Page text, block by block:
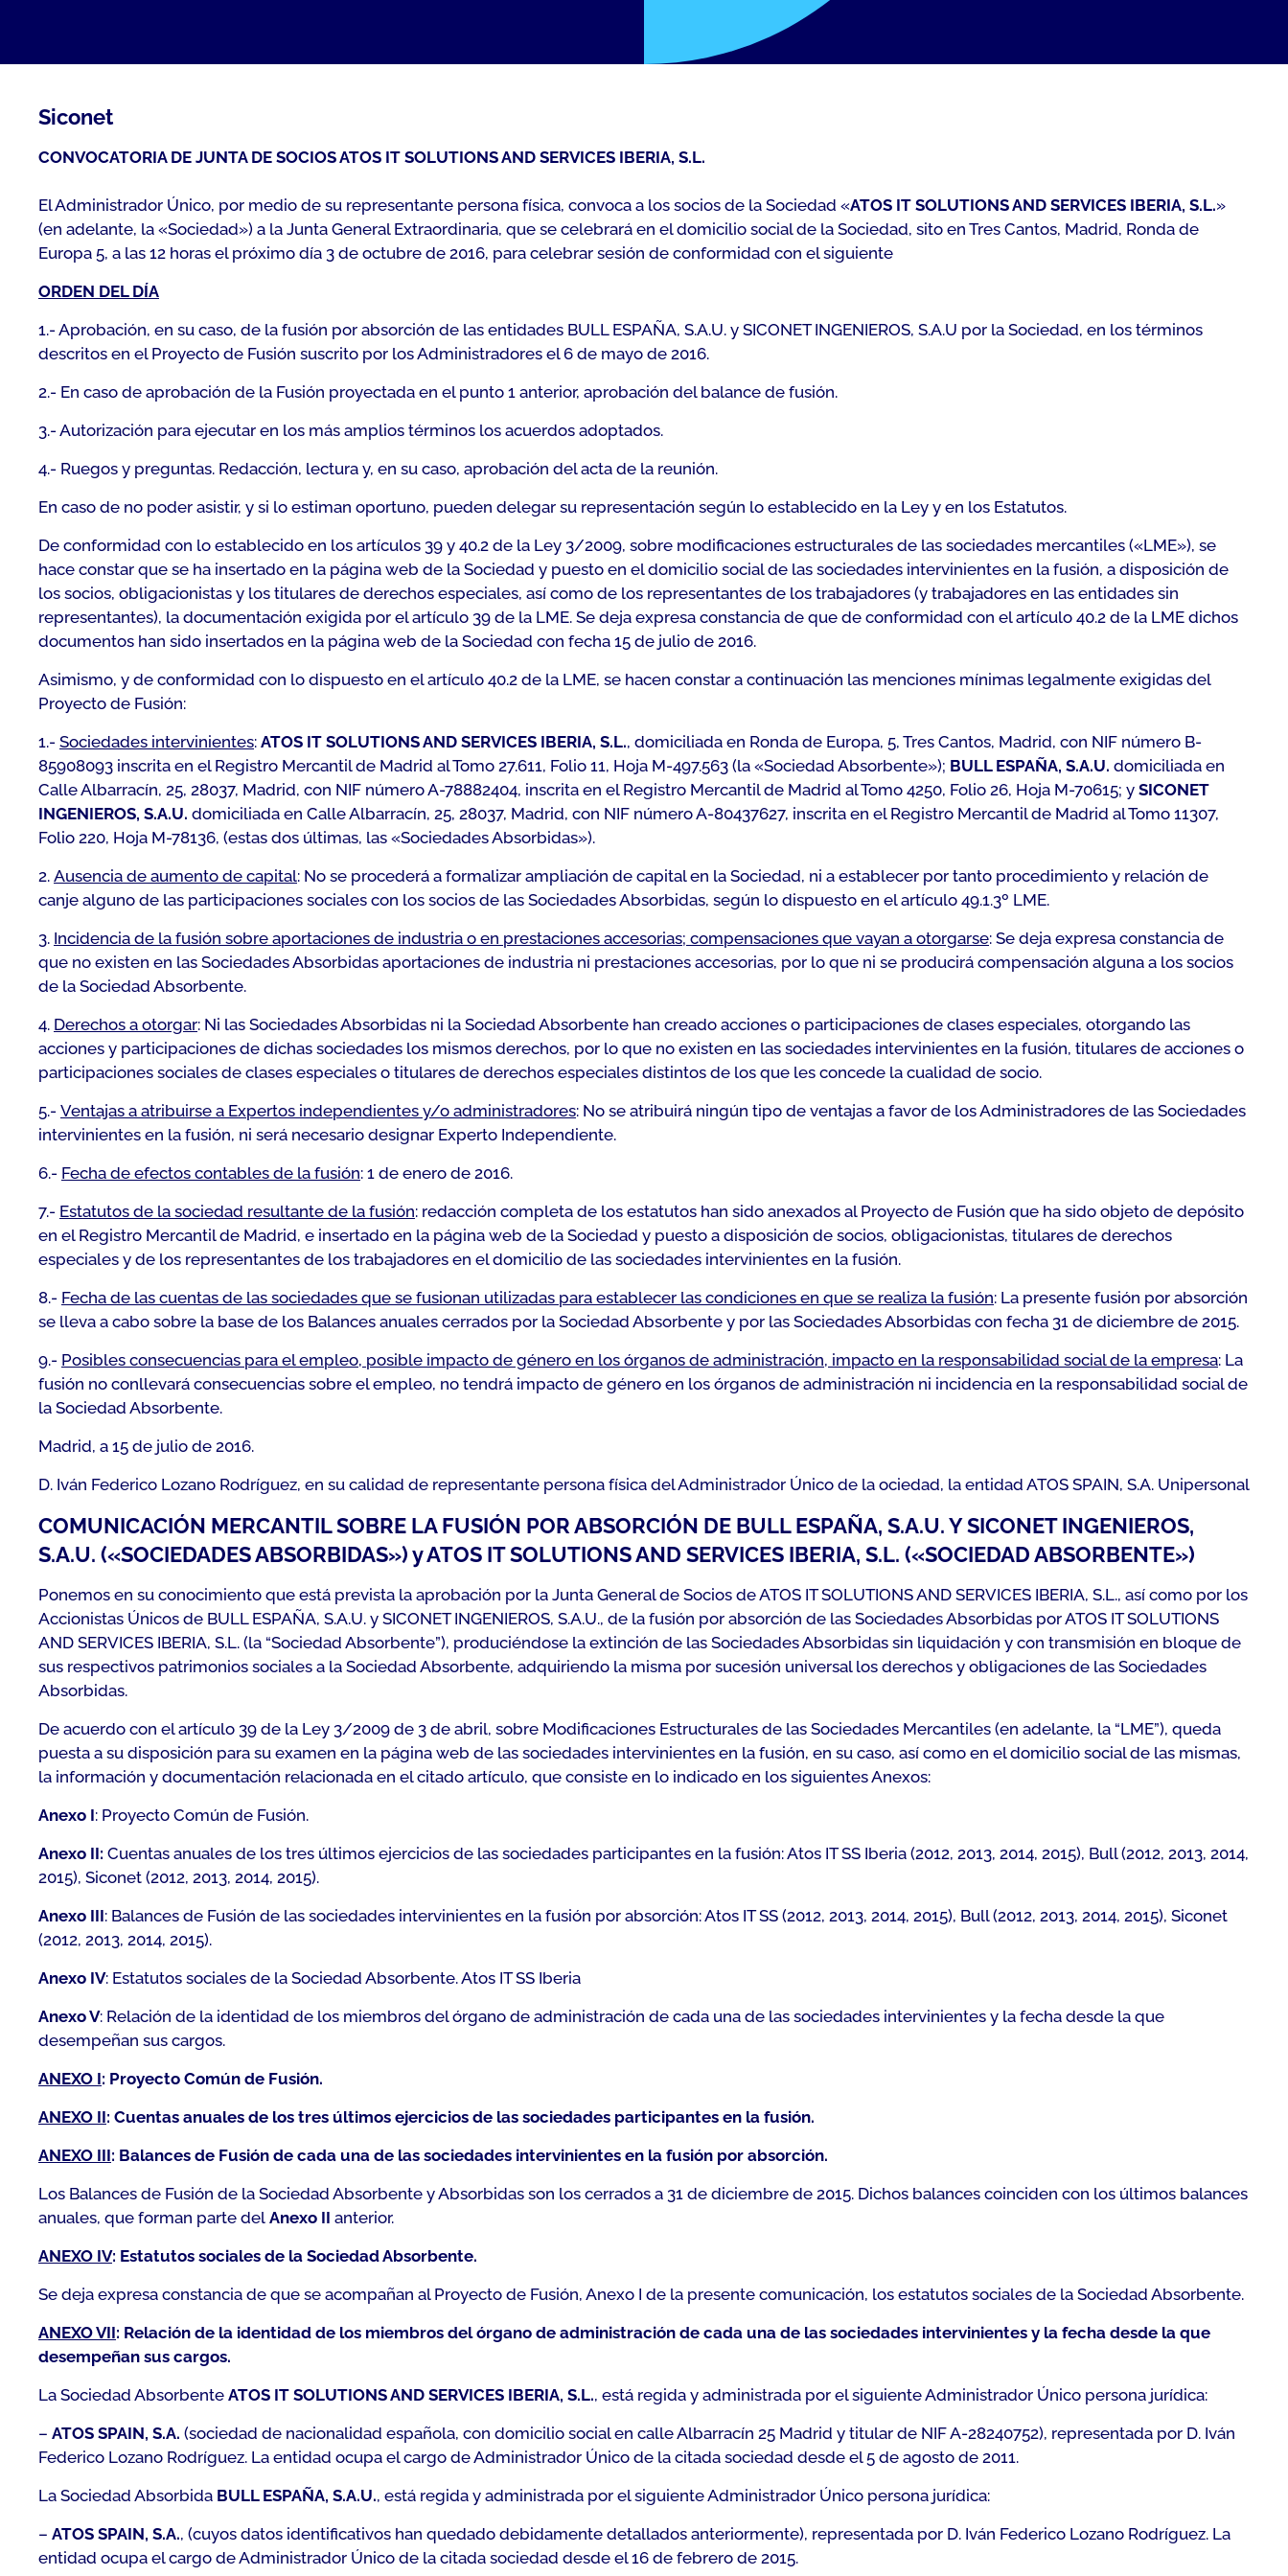
Siconet
CONVOCATORIA DE JUNTA DE SOCIOS ATOS IT SOLUTIONS AND SERVICES IBERIA, S.L.
El Administrador Único, por medio de su representante persona física, convoca a los socios de la Sociedad «ATOS IT SOLUTIONS AND SERVICES IBERIA, S.L.»
(en adelante, la «Sociedad») a la Junta General Extraordinaria, que se celebrará en el domicilio social de la Sociedad, sito en Tres Cantos, Madrid, Ronda de
Europa 5, a las 12 horas el próximo día 3 de octubre de 2016, para celebrar sesión de conformidad con el siguiente
ORDEN DEL DÍA
1.- Aprobación, en su caso, de la fusión por absorción de las entidades BULL ESPAÑA, S.A.U. y SICONET INGENIEROS, S.A.U por la Sociedad, en los términos
descritos en el Proyecto de Fusión suscrito por los Administradores el 6 de mayo de 2016.
2.- En caso de aprobación de la Fusión proyectada en el punto 1 anterior, aprobación del balance de fusión.
3.- Autorización para ejecutar en los más amplios términos los acuerdos adoptados.
4.- Ruegos y preguntas. Redacción, lectura y, en su caso, aprobación del acta de la reunión.
En caso de no poder asistir, y si lo estiman oportuno, pueden delegar su representación según lo establecido en la Ley y en los Estatutos.
De conformidad con lo establecido en los artículos 39 y 40.2 de la Ley 3/2009, sobre modificaciones estructurales de las sociedades mercantiles («LME»), se
hace constar que se ha insertado en la página web de la Sociedad y puesto en el domicilio social de las sociedades intervinientes en la fusión, a disposición de
los socios, obligacionistas y los titulares de derechos especiales, así como de los representantes de los trabajadores (y trabajadores en las entidades sin
representantes), la documentación exigida por el artículo 39 de la LME. Se deja expresa constancia de que de conformidad con el artículo 40.2 de la LME dichos
documentos han sido insertados en la página web de la Sociedad con fecha 15 de julio de 2016.
Asimismo, y de conformidad con lo dispuesto en el artículo 40.2 de la LME, se hacen constar a continuación las menciones mínimas legalmente exigidas del
Proyecto de Fusión:
1.- Sociedades intervinientes: ATOS IT SOLUTIONS AND SERVICES IBERIA, S.L., domiciliada en Ronda de Europa, 5, Tres Cantos, Madrid, con NIF número B-
85908093 inscrita en el Registro Mercantil de Madrid al Tomo 27.611, Folio 11, Hoja M-497.563 (la «Sociedad Absorbente»); BULL ESPAÑA, S.A.U. domiciliada en
Calle Albarracín, 25, 28037, Madrid, con NIF número A-78882404, inscrita en el Registro Mercantil de Madrid al Tomo 4250, Folio 26, Hoja M-70615; y SICONET
INGENIEROS, S.A.U. domiciliada en Calle Albarracín, 25, 28037, Madrid, con NIF número A-80437627, inscrita en el Registro Mercantil de Madrid al Tomo 11307,
Folio 220, Hoja M-78136, (estas dos últimas, las «Sociedades Absorbidas»).
2. Ausencia de aumento de capital: No se procederá a formalizar ampliación de capital en la Sociedad, ni a establecer por tanto procedimiento y relación de
canje alguno de las participaciones sociales con los socios de las Sociedades Absorbidas, según lo dispuesto en el artículo 49.1.3º LME.
3. Incidencia de la fusión sobre aportaciones de industria o en prestaciones accesorias; compensaciones que vayan a otorgarse: Se deja expresa constancia de
que no existen en las Sociedades Absorbidas aportaciones de industria ni prestaciones accesorias, por lo que ni se producirá compensación alguna a los socios
de la Sociedad Absorbente.
4. Derechos a otorgar: Ni las Sociedades Absorbidas ni la Sociedad Absorbente han creado acciones o participaciones de clases especiales, otorgando las
acciones y participaciones de dichas sociedades los mismos derechos, por lo que no existen en las sociedades intervinientes en la fusión, titulares de acciones o
participaciones sociales de clases especiales o titulares de derechos especiales distintos de los que les concede la cualidad de socio.
5.- Ventajas a atribuirse a Expertos independientes y/o administradores: No se atribuirá ningún tipo de ventajas a favor de los Administradores de las Sociedades
intervinientes en la fusión, ni será necesario designar Experto Independiente.
6.- Fecha de efectos contables de la fusión: 1 de enero de 2016.
7.- Estatutos de la sociedad resultante de la fusión: redacción completa de los estatutos han sido anexados al Proyecto de Fusión que ha sido objeto de depósito
en el Registro Mercantil de Madrid, e insertado en la página web de la Sociedad y puesto a disposición de socios, obligacionistas, titulares de derechos
especiales y de los representantes de los trabajadores en el domicilio de las sociedades intervinientes en la fusión.
8.- Fecha de las cuentas de las sociedades que se fusionan utilizadas para establecer las condiciones en que se realiza la fusión: La presente fusión por absorción
se lleva a cabo sobre la base de los Balances anuales cerrados por la Sociedad Absorbente y por las Sociedades Absorbidas con fecha 31 de diciembre de 2015.
9.- Posibles consecuencias para el empleo, posible impacto de género en los órganos de administración, impacto en la responsabilidad social de la empresa: La
fusión no conllevará consecuencias sobre el empleo, no tendrá impacto de género en los órganos de administración ni incidencia en la responsabilidad social de
la Sociedad Absorbente.
Madrid, a 15 de julio de 2016.
D. Iván Federico Lozano Rodríguez, en su calidad de representante persona física del Administrador Único de la ociedad, la entidad ATOS SPAIN, S.A. Unipersonal
COMUNICACIÓN MERCANTIL SOBRE LA FUSIÓN POR ABSORCIÓN DE BULL ESPAÑA, S.A.U. Y SICONET INGENIEROS,
S.A.U. («SOCIEDADES ABSORBIDAS») y ATOS IT SOLUTIONS AND SERVICES IBERIA, S.L. («SOCIEDAD ABSORBENTE»)
Ponemos en su conocimiento que está prevista la aprobación por la Junta General de Socios de ATOS IT SOLUTIONS AND SERVICES IBERIA, S.L., así como por los
Accionistas Únicos de BULL ESPAÑA, S.A.U. y SICONET INGENIEROS, S.A.U., de la fusión por absorción de las Sociedades Absorbidas por ATOS IT SOLUTIONS
AND SERVICES IBERIA, S.L. (la “Sociedad Absorbente”), produciéndose la extinción de las Sociedades Absorbidas sin liquidación y con transmisión en bloque de
sus respectivos patrimonios sociales a la Sociedad Absorbente, adquiriendo la misma por sucesión universal los derechos y obligaciones de las Sociedades
Absorbidas.
De acuerdo con el artículo 39 de la Ley 3/2009 de 3 de abril, sobre Modificaciones Estructurales de las Sociedades Mercantiles (en adelante, la “LME”), queda
puesta a su disposición para su examen en la página web de las sociedades intervinientes en la fusión, en su caso, así como en el domicilio social de las mismas,
la información y documentación relacionada en el citado artículo, que consiste en lo indicado en los siguientes Anexos:
Anexo I: Proyecto Común de Fusión.
Anexo II: Cuentas anuales de los tres últimos ejercicios de las sociedades participantes en la fusión: Atos IT SS Iberia (2012, 2013, 2014, 2015), Bull (2012, 2013, 2014,
2015), Siconet (2012, 2013, 2014, 2015).
Anexo III: Balances de Fusión de las sociedades intervinientes en la fusión por absorción: Atos IT SS (2012, 2013, 2014, 2015), Bull (2012, 2013, 2014, 2015), Siconet
(2012, 2013, 2014, 2015).
Anexo IV: Estatutos sociales de la Sociedad Absorbente. Atos IT SS Iberia
Anexo V: Relación de la identidad de los miembros del órgano de administración de cada una de las sociedades intervinientes y la fecha desde la que
desempeñan sus cargos.
ANEXO I: Proyecto Común de Fusión.
ANEXO II: Cuentas anuales de los tres últimos ejercicios de las sociedades participantes en la fusión.
ANEXO III: Balances de Fusión de cada una de las sociedades intervinientes en la fusión por absorción.
Los Balances de Fusión de la Sociedad Absorbente y Absorbidas son los cerrados a 31 de diciembre de 2015. Dichos balances coinciden con los últimos balances
anuales, que forman parte del Anexo II anterior.
ANEXO IV: Estatutos sociales de la Sociedad Absorbente.
Se deja expresa constancia de que se acompañan al Proyecto de Fusión, Anexo I de la presente comunicación, los estatutos sociales de la Sociedad Absorbente.
ANEXO VII: Relación de la identidad de los miembros del órgano de administración de cada una de las sociedades intervinientes y la fecha desde la que
desempeñan sus cargos.
La Sociedad Absorbente ATOS IT SOLUTIONS AND SERVICES IBERIA, S.L., está regida y administrada por el siguiente Administrador Único persona jurídica:
– ATOS SPAIN, S.A. (sociedad de nacionalidad española, con domicilio social en calle Albarracín 25 Madrid y titular de NIF A-28240752), representada por D. Iván
Federico Lozano Rodríguez. La entidad ocupa el cargo de Administrador Único de la citada sociedad desde el 5 de agosto de 2011.
La Sociedad Absorbida BULL ESPAÑA, S.A.U., está regida y administrada por el siguiente Administrador Único persona jurídica:
– ATOS SPAIN, S.A., (cuyos datos identificativos han quedado debidamente detallados anteriormente), representada por D. Iván Federico Lozano Rodríguez. La
entidad ocupa el cargo de Administrador Único de la citada sociedad desde el 16 de febrero de 2015.